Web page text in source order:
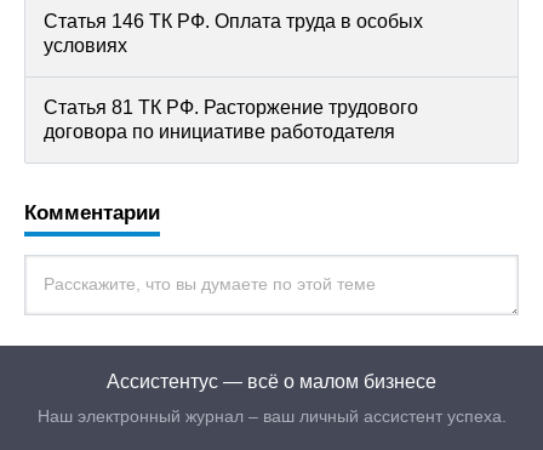
Статья 146 ТК РФ. Оплата труда в особых
условиях
Статья 81 ТК РФ. Расторжение трудового
договора по инициативе работодателя
Комментарии
Ассистентус — всё о малом бизнесе
Наш электронный журнал – ваш личный ассистент успеха.